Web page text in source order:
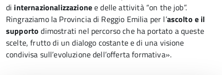
di internazionalizzazionee delle attività “on the job”.
Ringraziamo la Provincia di Reggio Emilia per l’ascolto e il
supporto dimostrati nel percorso che ha portato a queste
scelte, frutto di un dialogo costante e di una visione
condivisa sull’evoluzione dell’offerta formativa».